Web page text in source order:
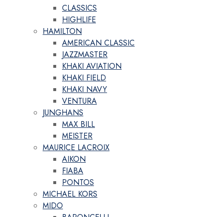
CLASSICS
HIGHLIFE
HAMILTON
AMERICAN CLASSIC
JAZZMASTER
KHAKI AVIATION
KHAKI FIELD
KHAKI NAVY
VENTURA
JUNGHANS
MAX BILL
MEISTER
MAURICE LACROIX
AIKON
FIABA
PONTOS
MICHAEL KORS
MIDO